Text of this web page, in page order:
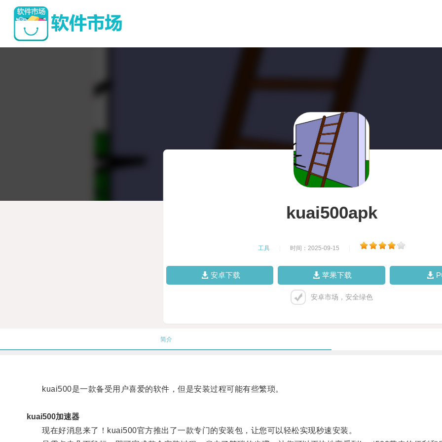
kuai500apk
工具 时间：2025-09-15
安卓下载 苹果下载
安卓市场，安全绿色
简介
kuai500是一款备受用户喜爱的软件，但是安装过程可能有些繁琐。
kuai500加速器
现在好消息来了！kuai500官方推出了一款专门的安装包，让您可以轻松实现秒速安装。